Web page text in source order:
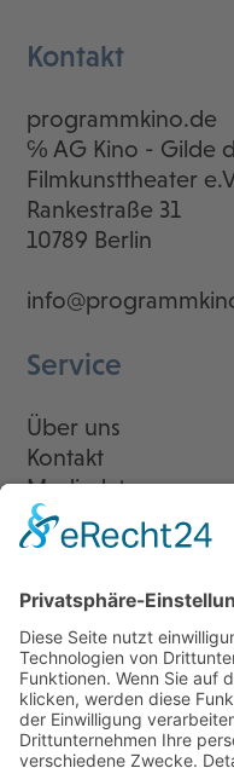
Kontakt
programmkino.de
℅ AG Kino - Gilde
Filmkunsttheater
Rankestraße 31
10789 Berlin
Service
Über uns
Kontakt
Mediadaten
Newsletter
LogIn
Legal
Impressum
Cookie-